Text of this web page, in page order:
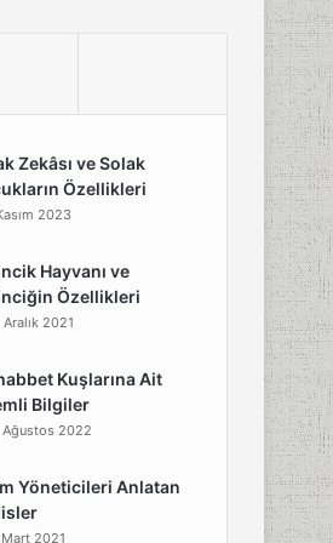
Zekâsı ve Solak
Özellikleri
2023
Hayvanı ve
Özellikleri
2021
Kuşlarına Ait
Bilgiler
Ağustos 2022
Yöneticileri Anlatan
2021